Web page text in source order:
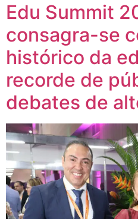
Edu Summit
consagra-se
histórico da
recorde de
debates de